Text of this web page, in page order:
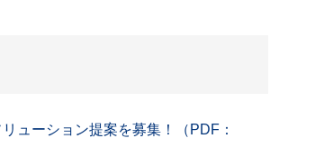
ューション提案を募集！（PDF：